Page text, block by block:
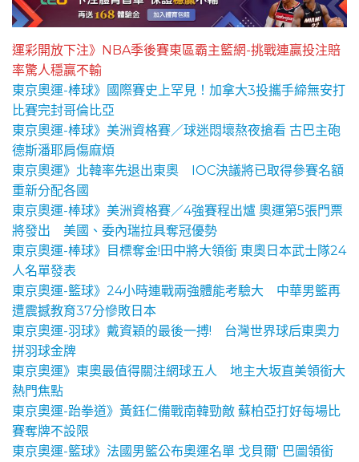
運彩開放下注》NBA季後賽東區霸主籃網-挑戰連贏投注賠
率驚人穩贏不輸
東京奧運-棒球》國際賽史上罕見！加拿大3投攜手締無安打
比賽完封哥倫比亞
東京奧運-棒球》美洲資格賽／球迷悶壞熬夜搶看 古巴主砲
德斯潘耶肩傷麻煩
東京奧運》北韓率先退出東奧 IOC決議將已取得參賽名額
重新分配各國
東京奧運-棒球》美洲資格賽／4強賽程出爐 奧運第5張門票
將發出 美國、委內瑞拉具奪冠優勢
東京奧運-棒球》目標奪金!田中將大領銜 東奧日本武士隊24
人名單發表
東京奧運-籃球》24小時連戰兩強體能考驗大 中華男籃再
遭震撼教育37分慘敗日本
東京奧運-羽球》戴資穎的最後一搏! 台灣世界球后東奧力
拼羽球金牌
東京奧運》東奧最值得關注網球五人 地主大坂直美領銜大
熱門焦點
東京奧運-跆拳道》黃鈺仁備戰南韓勁敵 蘇柏亞打好每場比
賽奪牌不設限
東京奧運-籃球》法國男籃公布奧運名單 戈貝爾' 巴圖領銜